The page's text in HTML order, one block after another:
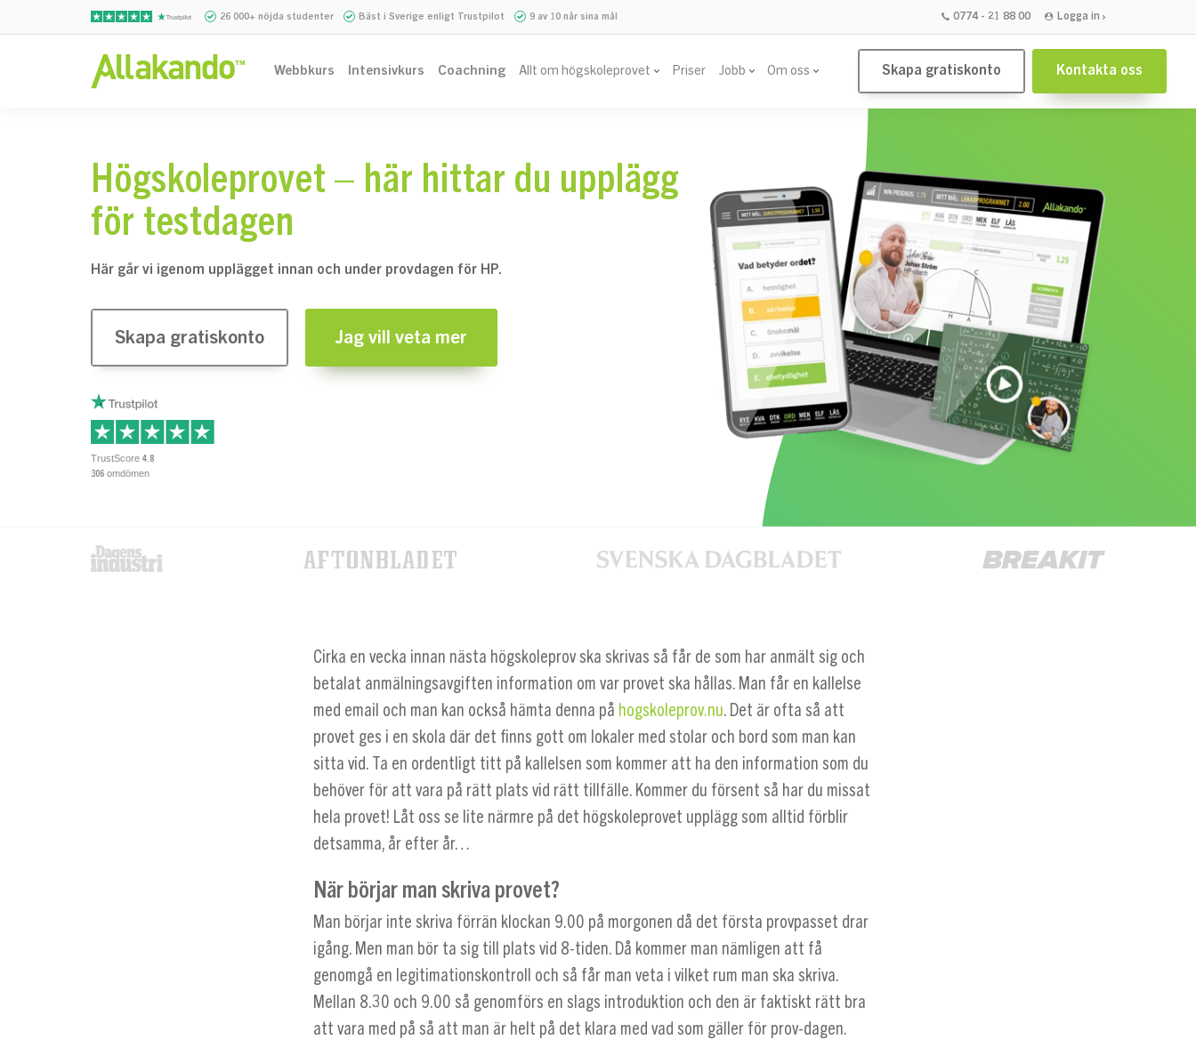
26 000+ nöjda studenter Bäst i Sverige enligt Trustpilot 9 av 10 når sina mål 0774 - 21 88 00 Logga in
Webbkurs Intensivkurs Coachning Allt om högskoleprovet Priser Jobb Om oss Skapa gratiskonto Kontakta oss
Högskoleprovet – här hittar du upplägg
för testdagen
Här går vi igenom upplägget innan och under provdagen för HP.
Skapa gratiskonto Jag vill veta mer
TrustScore 4.8
306 omdömen
Cirka en vecka innan nästa högskoleprov ska skrivas så får de som har anmält sig och
betalat anmälningsavgiften information om var provet ska hållas. Man får en kallelse
med email och man kan också hämta denna på hogskoleprov.nu. Det är ofta så att
provet ges i en skola där det finns gott om lokaler med stolar och bord som man kan
sitta vid. Ta en ordentligt titt på kallelsen som kommer att ha den information som du
behöver för att vara på rätt plats vid rätt tillfälle. Kommer du försent så har du missat
hela provet! Låt oss se lite närmre på det högskoleprovet upplägg som alltid förblir
detsamma, år efter år…
När börjar man skriva provet?
Man börjar inte skriva förrän klockan 9.00 på morgonen då det första provpasset drar
igång. Men man bör ta sig till plats vid 8-tiden. Då kommer man nämligen att få
genomgå en legitimationskontroll och så får man veta i vilket rum man ska skriva.
Mellan 8.30 och 9.00 så genomförs en slags introduktion och den är faktiskt rätt bra
att vara med på så att man är helt på det klara med vad som gäller för prov-dagen.